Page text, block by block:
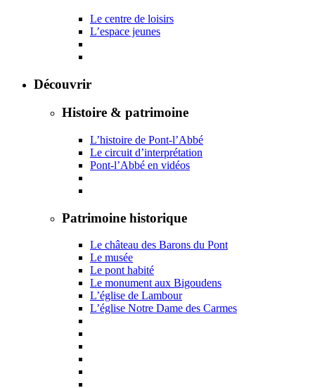
Le centre de loisirs
L’espace jeunes
Découvrir
Histoire & patrimoine
L’histoire de Pont-l’Abbé
Le circuit d’interprétation
Pont-l’Abbé en vidéos
Patrimoine historique
Le château des Barons du Pont
Le musée
Le pont habité
Le monument aux Bigoudens
L’église de Lambour
L’église Notre Dame des Carmes